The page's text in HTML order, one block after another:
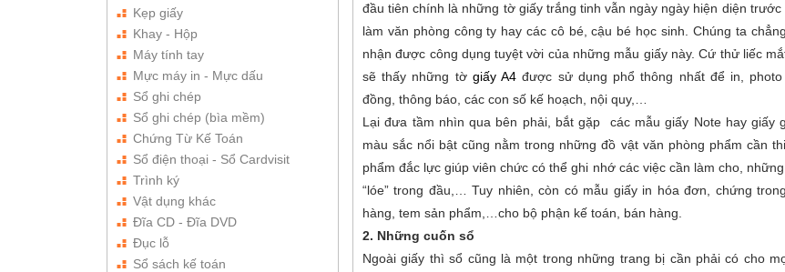
Kẹp giấy
Khay - Hộp
Máy tính tay
Mực máy in - Mực dấu
Sổ ghi chép
Sổ ghi chép (bìa mềm)
Chứng Từ Kế Toán
Sổ điện thoại - Sổ Cardvisit
Trình ký
Vật dụng khác
Đĩa CD - Đĩa DVD
Đục lỗ
Sổ sách kế toán
đầu tiên chính là những tờ giấy trắng tinh vẫn ngày ngày hiện diện
làm văn phòng công ty hay các cô bé, cậu bé học sinh. Chúng ta
nhận được công dụng tuyệt vời của những mẫu giấy này. Cứ thử liếc
sẽ thấy những tờ giấy A4 được sử dụng phổ thông nhất để in,
đồng, thông báo, các con số kế hoạch, nội quy,…
Lại đưa tầm nhìn qua bên phải, bắt gặp các mẫu giấy Note hay giấy
màu sắc nổi bật cũng nằm trong những đồ vật văn phòng phẩm cần
phẩm đắc lực giúp viên chức có thể ghi nhớ các việc cần làm cho,
“lóe” trong đầu,… Tuy nhiên, còn có mẫu giấy in hóa đơn, chứng
hàng, tem sản phẩm,…cho bộ phận kế toán, bán hàng.
2. Những cuốn sổ
Ngoài giấy thì sổ cũng là một trong những trang bị cần phải có cho